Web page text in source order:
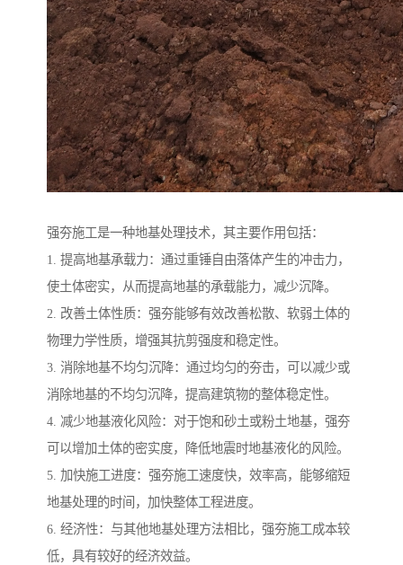
强夯施工是一种地基处理技术，其主要作用包括：
1. 提高地基承载力：通过重锤自由落体产生的冲击力，
使土体密实，从而提高地基的承载能力，减少沉降。
2. 改善土体性质：强夯能够有效改善松散、软弱土体的
物理力学性质，增强其抗剪强度和稳定性。
3. 消除地基不均匀沉降：通过均匀的夯击，可以减少或
消除地基的不均匀沉降，提高建筑物的整体稳定性。
4. 减少地基液化风险：对于饱和砂土或粉土地基，强夯
可以增加土体的密实度，降低地震时地基液化的风险。
5. 加快施工进度：强夯施工速度快，效率高，能够缩短
地基处理的时间，加快整体工程进度。
6. 经济性：与其他地基处理方法相比，强夯施工成本较
低，具有较好的经济效益。